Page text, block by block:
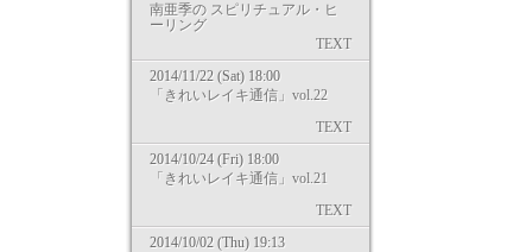
南亜季の スピリチュアル・ヒ
ーリング
TEXT
2014/11/22 (Sat) 18:00
「きれいレイキ通信」vol.22
TEXT
2014/10/24 (Fri) 18:00
「きれいレイキ通信」vol.21
TEXT
2014/10/02 (Thu) 19:13